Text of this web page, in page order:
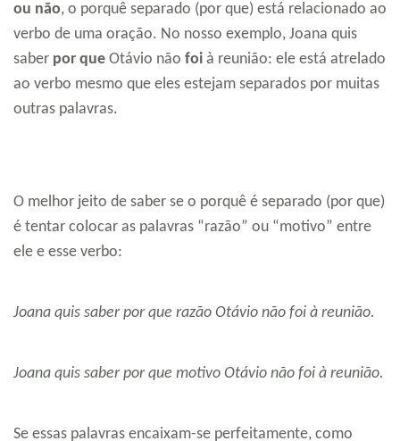
ou não, o porquê separado (por que) está relacionado ao
verbo de uma oração. No nosso exemplo, Joana quis
saber por que Otávio não foi à reunião: ele está atrelado
ao verbo mesmo que eles estejam separados por muitas
outras palavras.
O melhor jeito de saber se o porquê é separado (por que)
é tentar colocar as palavras “razão” ou “motivo” entre
ele e esse verbo:
Joana quis saber por que razão Otávio não foi à reunião.
Joana quis saber por que motivo Otávio não foi à reunião.
Se essas palavras encaixam-se perfeitamente, como